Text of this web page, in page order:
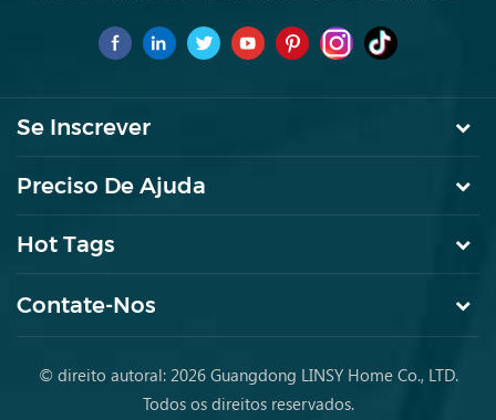
vez.
Se Inscrever
Preciso De Ajuda
Hot Tags
Contate-Nos
© direito autoral: 2026 Guangdong LINSY Home Co., LTD.
Todos os direitos reservados.